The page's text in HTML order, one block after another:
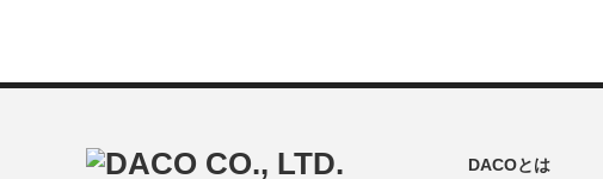
DACOとは